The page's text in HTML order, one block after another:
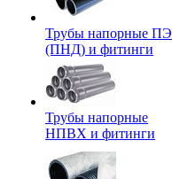
Трубы напорные ПЭ
(ПНД) и фитинги
Трубы напорные
НПВХ и фитинги